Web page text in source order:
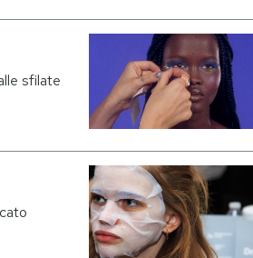
sfilate